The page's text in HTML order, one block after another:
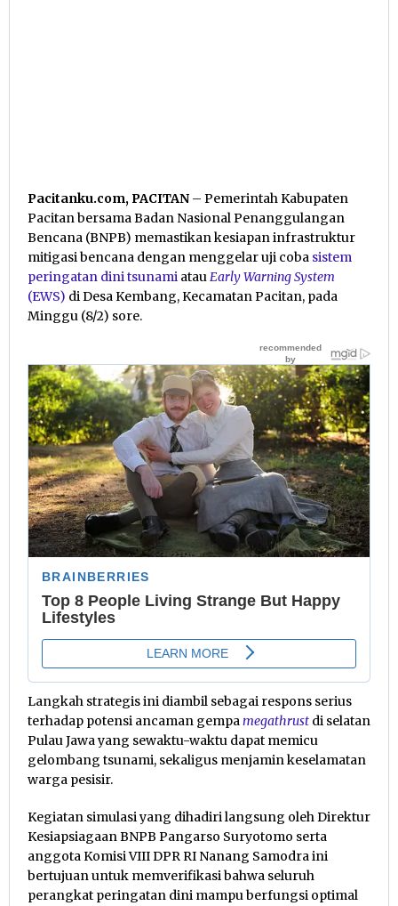
Pacitanku.com, PACITAN – Pemerintah Kabupaten
Pacitan bersama Badan Nasional Penanggulangan
Bencana (BNPB) memastikan kesiapan infrastruktur
mitigasi bencana dengan menggelar uji coba sistem
peringatan dini tsunami atauEarly Warning System
(EWS) di Desa Kembang, Kecamatan Pacitan, pada
Minggu (8/2) sore.
Langkah strategis ini diambil sebagai respons serius
terhadap potensi ancaman gempamegathrust di selatan
Pulau Jawa yang sewaktu-waktu dapat memicu
gelombang tsunami, sekaligus menjamin keselamatan
warga pesisir.
Kegiatan simulasi yang dihadiri langsung oleh Direktur
Kesiapsiagaan BNPB Pangarso Suryotomo serta
anggota Komisi VIII DPR RI Nanang Samodra ini
bertujuan untuk memverifikasi bahwa seluruh
perangkat peringatan dini mampu berfungsi optimal